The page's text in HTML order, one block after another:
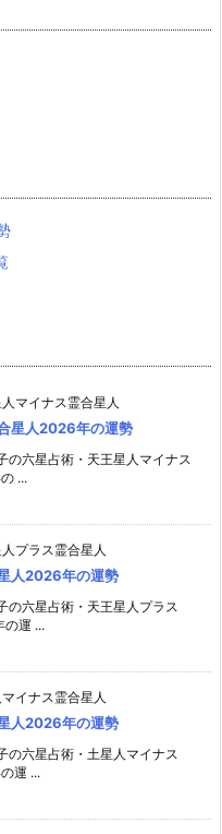
マイナス霊合星人
星人2026年の運勢
の六星占術・天王星人マイナス
...
プラス霊合星人
人2026年の運勢
の六星占術・天王星人プラス
の運 ...
イナス霊合星人
人2026年の運勢
の六星占術・土星人マイナス
運 ...